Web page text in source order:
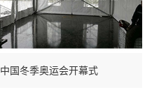
中国冬季奥运会开幕式